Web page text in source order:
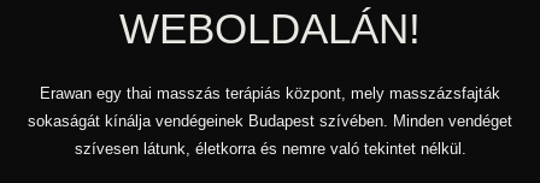
WEBOLDALÁN!
Erawan egy thai masszás terápiás központ, mely masszázsfajták
sokaságát kínálja vendégeinek Budapest szívében. Minden vendéget
szívesen látunk, életkorra és nemre való tekintet nélkül.